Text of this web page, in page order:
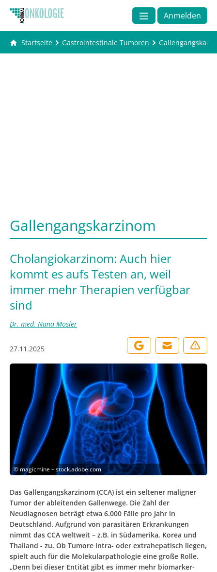
Anmelden
Startseite Gastrointestinale Tumoren
Gallengangskarzinom
Cholangiokarzinom: Auch hier
kommt es aufs Testen an, weil
immer mehr Therapien verfügbar
sind
Dr. med. Nana Mosler
27.11.2025
© magicmine – stock.adobe.com
Das Gallengangskarzinom (CCA) ist ein seltener maligner
Tumor der ableitenden Gallenwege. Die Zahl der
Neudiagnosen beträgt etwa 6.000 Fälle pro Jahr in
Deutschland. Aufgrund von parasitären Erkrankungen
nimmt das CCA weltweit – z.B. in Südamerika, Korea und
Thailand - zu. Ob Tumore intra- oder extrahepatisch liegen,
spielt auch für die Molekularpathologie eine große Rolle.
„Denn bei dieser Entität gibt es immer mehr biomarker-